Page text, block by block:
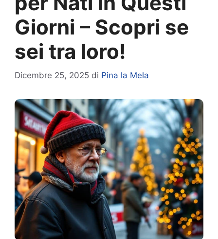
Giorni – Scopri se
sei tra loro!
Dicembre 25, 2025 di Pina la Mela